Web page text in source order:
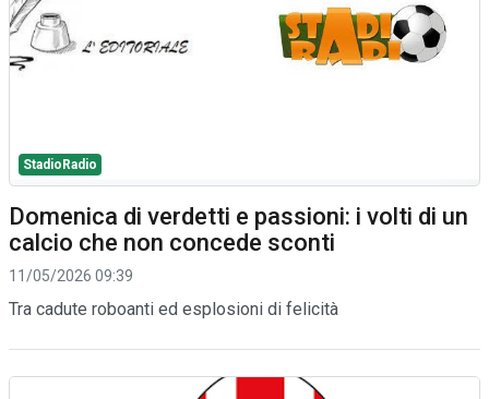
StadioRadio
Domenica di verdetti e passioni: i volti di un
calcio che non concede sconti
11/05/2026 09:39
Tra cadute roboanti ed esplosioni di felicità